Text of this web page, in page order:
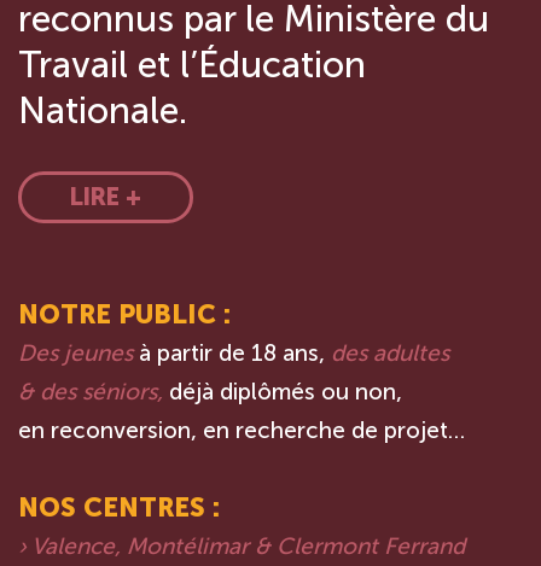
reconnus par le Ministère du
Travail et l’Éducation
Nationale.
LIRE +
NOTRE PUBLIC :
Des jeunesà partir de 18 ans, des adultes
& des séniors, déjà diplômés ou non,
en reconversion, en recherche de projet…
NOS CENTRES :
› Valence, Montélimar & Clermont Ferrand